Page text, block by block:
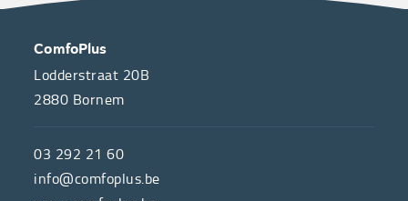
OVER
ONS
de
hulpmiddelenwinkel
CONTACT
ComfoPlus
Lodderstraat 20B
2880 Bornem
03 292 21 60
info@comfoplus.be